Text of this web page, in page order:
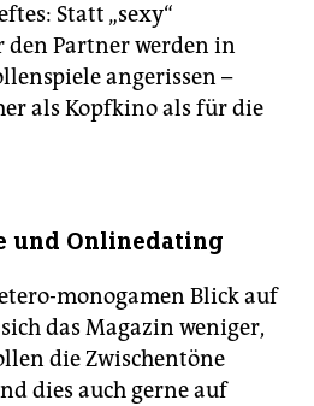
Statt „sexy“
Partner werden in
angerissen –
als Kopfkino als für die
und Onlinedating
monogamen Blick auf
das Magazin weniger,
die Zwischentöne
dies auch gerne auf